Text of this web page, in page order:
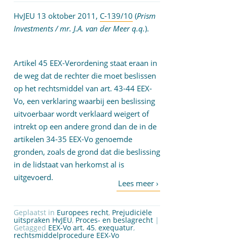
HvJEU 13 oktober 2011, C-139/10 (Prism
Investments / mr. J.A. van der Meer q.q.).
Artikel 45 EEX-Verordening staat eraan in
de weg dat de rechter die moet beslissen
op het rechtsmiddel van art. 43-44 EEX-
Vo, een verklaring waarbij een beslissing
uitvoerbaar wordt verklaard weigert of
intrekt op een andere grond dan de in de
artikelen 34-35 EEX-Vo genoemde
gronden, zoals de grond dat die beslissing
in de lidstaat van herkomst al is
uitgevoerd.
Geplaatst in Europees recht, Prejudiciële
uitspraken HvJEU, Proces- en beslagrecht
Getagged EEX-Vo art. 45, exequatur,
rechtsmiddelprocedure EEX-Vo